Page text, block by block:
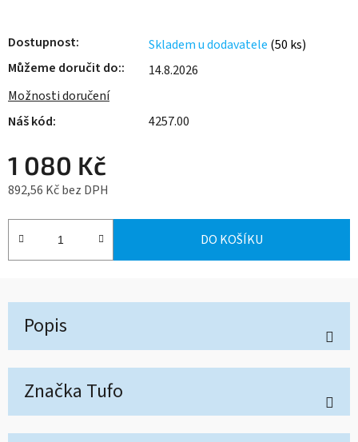
Dostupnost Skladem u dodavatele (50 ks)
Můžeme doručit do:
14.8.2026
Možnosti doručení
4257.00
1 080 Kč
892,56 Kč bez DPH
Měrná cena:
DO KOŠÍKU
Popis
Značka Tufo